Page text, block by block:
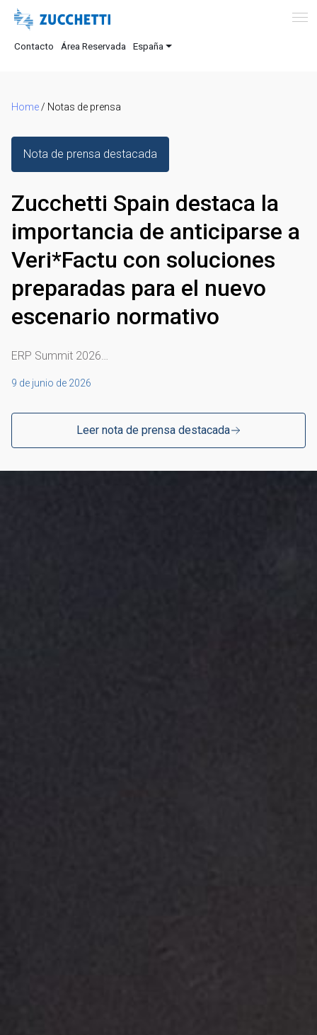
Contacto Área Reservada España
Home / Notas de prensa
Nota de prensa destacada
Zucchetti Spain destaca la
importancia de anticiparse a
Veri*Factu con soluciones
preparadas para el nuevo
escenario normativo
ERP Summit 2026…
9 de junio de 2026
Leer nota de prensa destacada